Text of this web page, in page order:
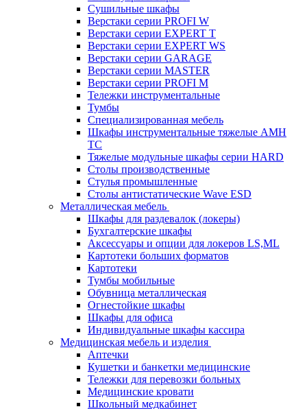
Cушильные шкафы
Верстаки серии PROFI W
Верстаки серии EXPERT T
Верстаки серии EXPERT WS
Верстаки серии GARAGE
Верстаки серии MASTER
Верстаки серии PROFI M
Тележки инструментальные
Тумбы
Cпециализированная мебель
Шкафы инструментальные тяжелые AMH
TC
Тяжелые модульные шкафы серии HARD
Столы производственные
Стулья промышленные
Столы антистатические Wave ESD
Металлическая мебель
Шкафы для раздевалок (локеры)
Бухгалтерские шкафы
Аксессуары и опции для локеров LS,ML
Картотеки больших форматов
Картотеки
Тумбы мобильные
Обувница металлическая
Огнестойкие шкафы
Шкафы для офиса
Индивидуальные шкафы кассира
Медицинская мебель и изделия
Аптечки
Кушетки и банкетки медицинские
Тележки для перевозки больных
Медицинские кровати
Школьный медкабинет